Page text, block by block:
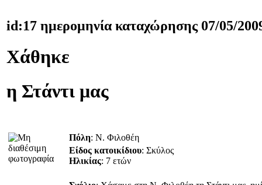
id:17 ημερομηνία καταχώρησης 07/05/
Χάθηκε
η Στάντι μας
Πόλη: Ν. Φιλοθέη
Είδος κατοικίδιου: Σκύλος
Ηλικίας: 7 ετών